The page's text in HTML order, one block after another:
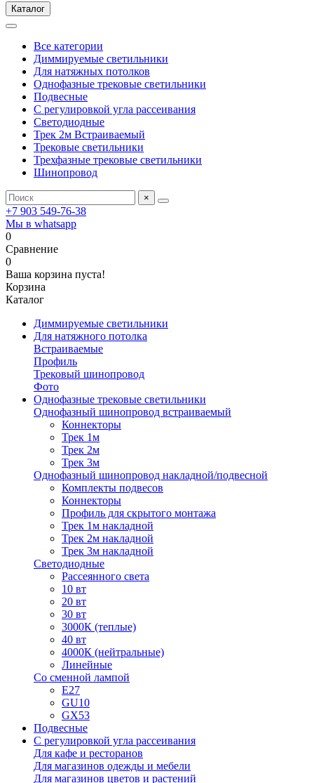
Каталог
Все категории
Диммируемые светильники
Для натяжных потолков
Однофазные трековые светильники
Подвесные
С регулировкой угла рассеивания
Светодиодные
Трек 2м Встраиваемый
Трековые светильники
Трехфазные трековые светильники
Шинопровод
×
+7 903 549-76-38
Мы в whatsapp
0
Сравнение
0
Ваша корзина пуста!
Корзина
Каталог
Диммируемые светильники
Для натяжного потолка
Встраиваемые
Профиль
Трековый шинопровод
Фото
Однофазные трековые светильники
Однофазный шинопровод встраиваемый
Коннекторы
Трек 1м
Трек 2м
Трек 3м
Однофазный шинопровод накладной/подвесной
Комплекты подвесов
Коннекторы
Профиль для скрытого монтажа
Трек 1м накладной
Трек 2м накладной
Трек 3м накладной
Светодиодные
Рассеянного света
10 вт
20 вт
30 вт
3000К (теплые)
40 вт
4000К (нейтральные)
Линейные
Со сменной лампой
E27
GU10
GX53
Подвесные
С регулировкой угла рассеивания
Для кафе и ресторанов
Для магазинов одежды и мебели
Для магазинов цветов и растений